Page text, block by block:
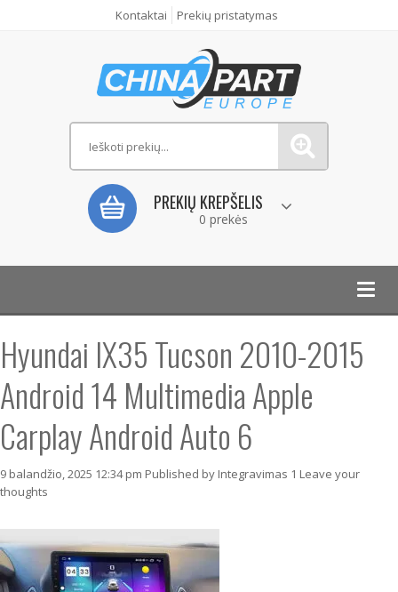
Kontaktai Prekių pristatymas
PREKIŲ KREPŠELIS
0 prekės
Hyundai IX35 Tucson 2010-2015
Android 14 Multimedia Apple
Carplay Android Auto 6
9 balandžio, 2025 12:34 pm Published by Integravimas 1 Leave your
thoughts